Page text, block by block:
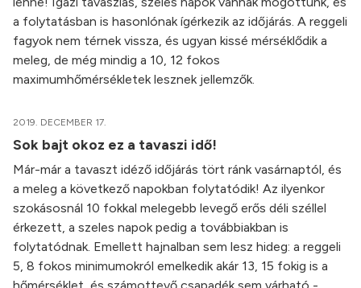
a folytatásban is hasonlónak ígérkezik az időjárás. A reggeli
fagyok nem térnek vissza, és ugyan kissé mérséklődik a
meleg, de még mindig a 10, 12 fokos
maximumhőmérsékletek lesznek jellemzők.
2019. DECEMBER 17.
Sok bajt okoz ez a tavaszi idő!
Már-már a tavaszt idéző időjárás tört ránk vasárnaptól, és
a meleg a következő napokban folytatódik! Az ilyenkor
szokásosnál 10 fokkal melegebb levegő erős déli széllel
érkezett, a szeles napok pedig a továbbiakban is
folytatódnak. Emellett hajnalban sem lesz hideg: a reggeli
5, 8 fokos minimumokról emelkedik akár 13, 15 fokig is a